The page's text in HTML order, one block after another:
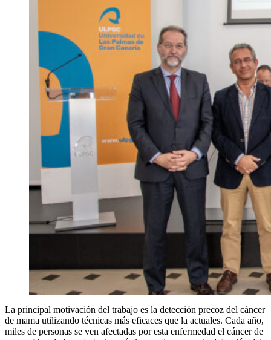
La principal motivación del trabajo es la detección precoz del cáncer
de mama utilizando técnicas más eficaces que la actuales. Cada año,
miles de personas se ven afectadas por esta enfermedad el cáncer de